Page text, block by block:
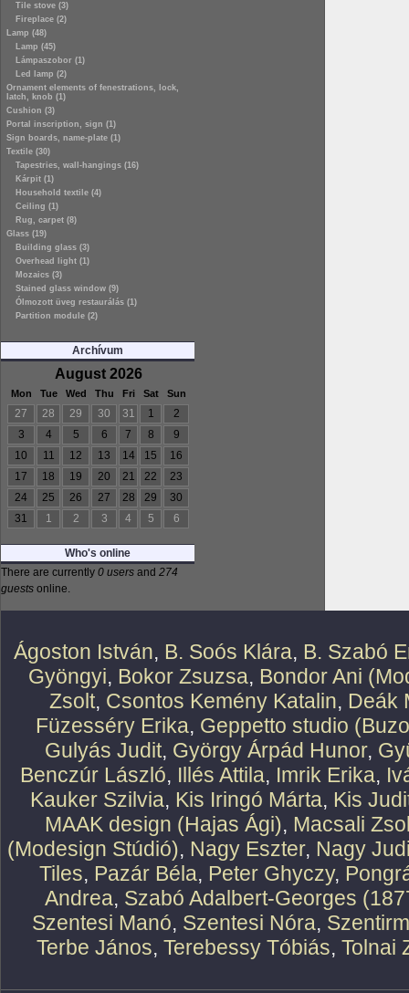
Tile stove (3)
Fireplace (2)
Lamp (48)
Lamp (45)
Lámpaszobor (1)
Led lamp (2)
Ornament elements of fenestrations, lock,
latch, knob (1)
Cushion (3)
Portal inscription, sign (1)
Sign boards, name-plate (1)
Textile (30)
Tapestries, wall-hangings (16)
Kárpit (1)
Household textile (4)
Ceiling (1)
Rug, carpet (8)
Glass (19)
Building glass (3)
Overhead light (1)
Mozaics (3)
Stained glass window (9)
Ólmozott üveg restaurálás (1)
Partition module (2)
Archívum
August 2026
Mon Tue Wed Thu Fri Sat Sun
27 28 29 30 31 1
2
3
4 5 6 7 8
9
10
11 12 13 14 15
16
17
18 19 20 21 22
23
24
25 26 27 28 29
30
31
1 2 3 4 5 6
Who's online
There are currently 0 users and 274
guests online.
Ágoston István, B. Soós Klára, B. Szabó
Gyöngyi, Bokor Zsuzsa, Bondor Ani
Zsolt, Csontos Kemény Katalin, Deák
Füzesséry Erika, Geppetto studio
Gulyás Judit, György Árpád Hunor,
Benczúr László, Illés Attila, Imrik Erika,
Kauker Szilvia, Kis Iringó Márta, Kis
MAAK design (Hajas Ági), Macsali
(Modesign Stúdió), Nagy Eszter, Nagy
Tiles, Pazár Béla, Peter Ghyczy,
Andrea, Szabó Adalbert-Georges
Szentesi Manó, Szentesi Nóra,
Terbe János, Terebessy Tóbiás, Tolnai